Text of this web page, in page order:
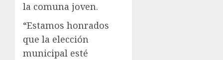
la comuna joven.
“Estamos honrados
que la elección
municipal esté